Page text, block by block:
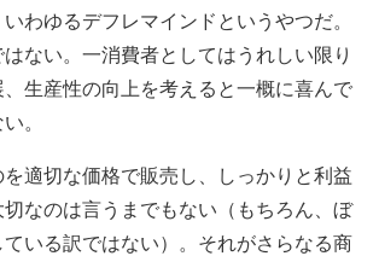
わゆるデフレマインドというやつだ。
ない。一消費者としてはうれしい限り
生産性の向上を考えると一概に喜んで
。
適切な価格で販売し、しっかりと利益
なのは言うまでもない（もちろん、ぼ
いる訳ではない）。それがさらなる商